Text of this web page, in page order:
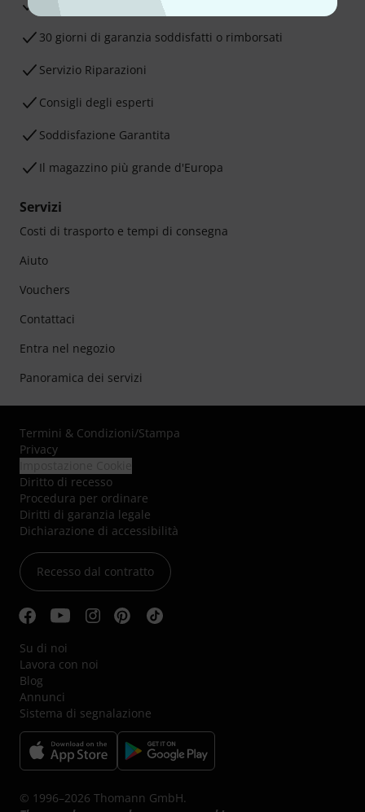
3 anni di garanzia Thomann
30 giorni di garanzia soddisfatti o rimborsati
Servizio Riparazioni
Consigli degli esperti
Soddisfazione Garantita
Il magazzino più grande d'Europa
Servizi
Costi di trasporto e tempi di consegna
Aiuto
Vouchers
Contattaci
Entra nel negozio
Panoramica dei servizi
Termini & Condizioni/Stampa
Privacy
Diritto di recesso
Procedura per ordinare
Diritti di garanzia legale
Dichiarazione di accessibilità
Recesso dal contratto
Su di noi
Lavora con noi
Blog
Annunci
Sistema di segnalazione
© 1996–2026 Thomann GmbH.